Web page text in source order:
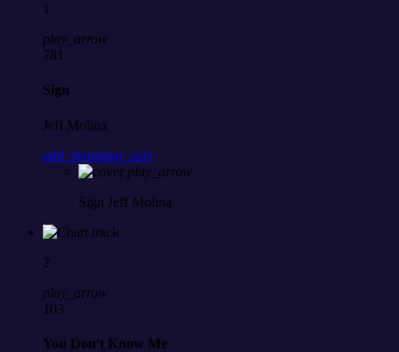
1
play_arrow
781
Sign
Jeff Molina
add_shopping_cart
play_arrow
Sign Jeff Molina
2
play_arrow
103
You Don't Know Me